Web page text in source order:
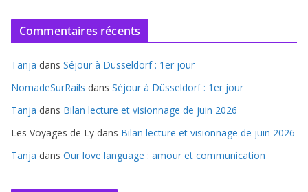
c
v
e
s
Commentaires récents
Tanja dans Séjour à Düsseldorf : 1er jour
NomadeSurRails dans Séjour à Düsseldorf : 1er jour
Tanja dans Bilan lecture et visionnage de juin 2026
Les Voyages de Ly dans Bilan lecture et visionnage de juin 2026
Tanja dans Our love language : amour et communication